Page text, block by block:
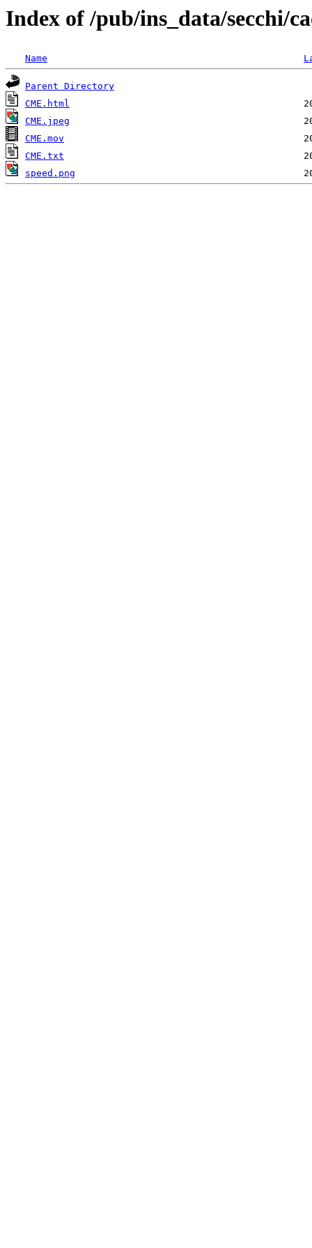
Index of /pub/ins_data/secchi/
Name
Parent Directory
CME.html
CME.jpeg
CME.mov
CME.txt
speed.png